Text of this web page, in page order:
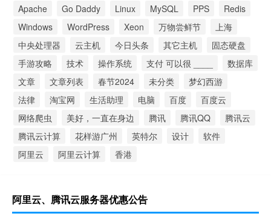
Apache Go Daddy Linux MySQL PPS
Redis
Windows
WordPress Xeon 万物尝鲜节
上海
中央处理器
云主机 今日头条 其它主机
固态硬盘
手游攻略
技术 操作系统 支付 可以很 ____
数据库
文章
文章列表 春节2024 未分类
梦幻西游
法律
淘宝网 生活助理 电脑 百度
百度云
网络爬虫
美好，一直在身边 腾讯 腾讯QQ
腾讯云
腾讯云计算
花样游广州 英特尔 设计
软件
阿里云
阿里云计算 香港
阿里云、腾讯云服务器优惠公告